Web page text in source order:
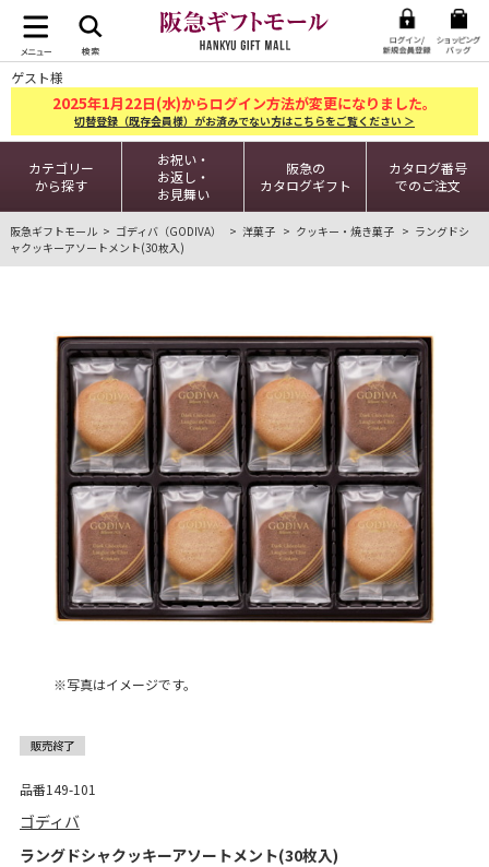
ゲスト様
2025年1月22日(水)からログイン方法が変更になりました。
切替登録（既存会員様）がお済みでない方はこちらをご覧ください ＞
カテゴリー
から探す
お祝い・
お返し・
お見舞い
阪急の
カタログギフト
カタログ番号
でのご注文
阪急ギフトモール ゴディバ（GODIVA） 洋菓子 クッキー・焼き菓子
ラングドシ
ャクッキーアソートメント(30枚入)
※写真はイメージです。
品番149-101
ゴディバ
ラングドシャクッキーアソートメント(30枚入)